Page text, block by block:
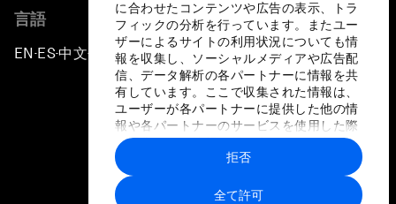
に合わせたコンテンツや広告の表示、トラ
フィックの分析を行っています。またユー
ザーによるサイトの利用状況についても情
報を収集し、ソーシャルメディアや広告配
信、データ解析の各パートナーに情報を共
有しています。ここで収集された情報は、
ユーザーが各パートナーに提供した他の情
報や各パートナーのサービスを使用した際
に収集された情報と組み合わされ、各パー
トナーによって使用されることがありま
す。
全て許可
拒否
言語
EN ▪ES▪中文▪ 日本語
プライバシーポリシーと利用規約